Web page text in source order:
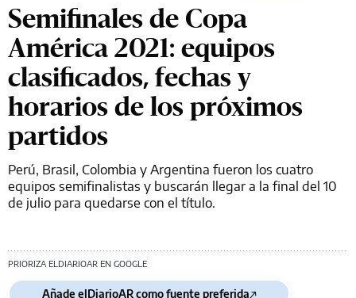
Semifinales de Copa
América 2021: equipos
clasificados, fechas y
horarios de los próximos
partidos
Perú, Brasil, Colombia y Argentina fueron los cuatro
equipos semifinalistas y buscarán llegar a la final del 10
de julio para quedarse con el título.
PRIORIZA ELDIARIOAR EN GOOGLE
Añade elDiarioAR como fuente preferida